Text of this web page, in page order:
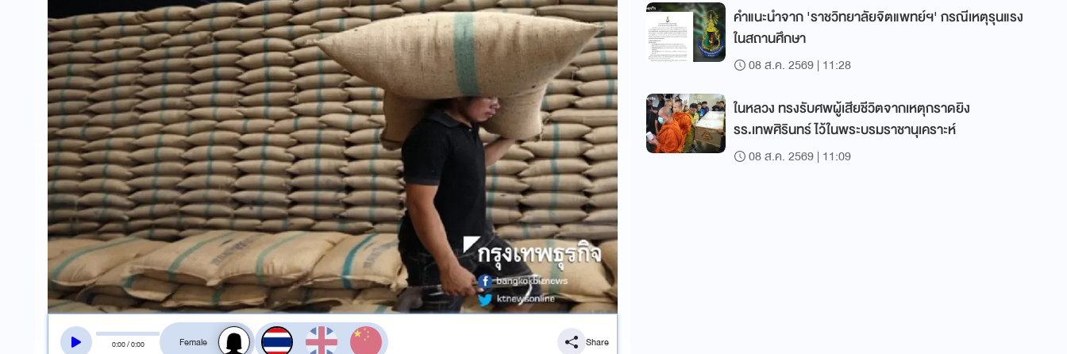
0:00/0:00
สลับเสียงอ่าน
Share
คำแนะนำจาก 'ราชวิทยาลัยจิตแพทย์ฯ' กรณีเหตุรุนแรง
ในสถานศึกษา
08 ส.ค. 2569 | 11:28
ในหลวง ทรงรับศพผู้เสียชีวิตจากเหตุกราดยิง
รร.เทพศิรินทร์ ไว้ในพระบรมราชานุเคราะห์
08 ส.ค. 2569 | 11:09